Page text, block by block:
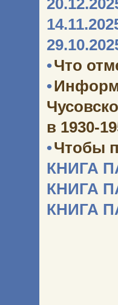
•Что
•
в 1930-
•Чтобы
КНИГА
КНИГА
КНИГА